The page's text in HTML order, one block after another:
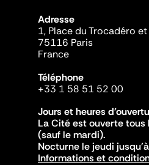
Adresse
1, Place du Trocadéro
75116 Paris
France
Téléphone
+33 1 58 51 52 00
Jours et heures
La Cité est ouverte tous
(sauf le mardi).
Nocturne le jeudi
Informations et